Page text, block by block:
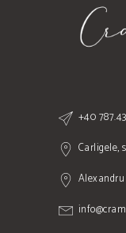
+40
Carligele,
Alexandru